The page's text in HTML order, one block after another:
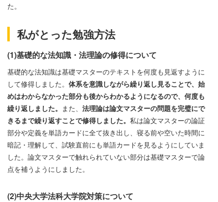
た。
私がとった勉強方法
(1)基礎的な法知識・法理論の修得について
基礎的な法知識は基礎マスターのテキストを何度も見返すように
して修得しました。 体系を意識しながら繰り返し見ることで、始
めはわからなかった部分も後からわかるようになるので、何度も
繰り返しました。 また、 法理論は論文マスターの問題を完璧にで
きるまで繰り返すことで修得しました。 私は論文マスターの論証
部分や定義を単語カードに全て抜き出し、寝る前や空いた時間に
暗記・理解して、試験直前にも単語カードを見るようにしていま
した。論文マスターで触れられていない部分は基礎マスターで論
点を補うようにしました。
(2)中央大学法科大学院対策について